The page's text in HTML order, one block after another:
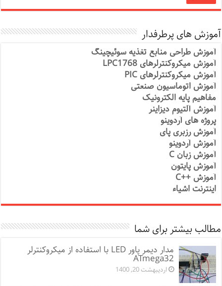
آموزش های پرطرفدار
آموزش طراحی منابع تغذیه سوئیچینگ
آموزش میکروکنترلرهای LPC1768
آموزش میکروکنترلرهای PIC
آموزش اتوماسیون صنعتی
مفاهیم پایه الکترونیک
آموزش آلتیوم دیزاینر
پروژه های آردوینو
آموزش رزبری پای
آموزش آردوینو
آموزش زبان C
آموزش پایتون
آموزش ++C
اینترنت اشیاء
مطالب بیشتر برای شما
مدار دیمر پاور LED با استفاده از میکروکنترلر
ATmega32
اردیبهشت 20, 1400